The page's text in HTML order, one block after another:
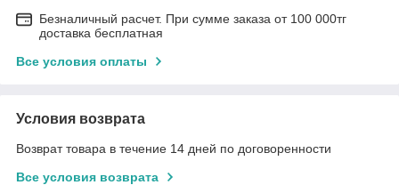
Безналичный расчет. При сумме заказа от 100 000тг
доставка бесплатная
Все условия оплаты
Условия возврата
Возврат товара в течение 14 дней по договоренности
Все условия возврата